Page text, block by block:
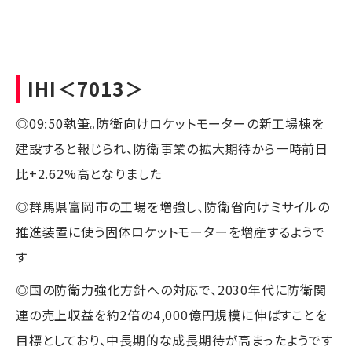
IHI＜7013＞
◎09:50執筆。防衛向けロケットモーターの新工場棟を
建設すると報じられ、防衛事業の拡大期待から一時前日
比+2.62%高となりました
◎群馬県富岡市の工場を増強し、防衛省向けミサイルの
推進装置に使う固体ロケットモーターを増産するようで
す
◎国の防衛力強化方針への対応で、2030年代に防衛関
連の売上収益を約2倍の4,000億円規模に伸ばすことを
目標としており、中長期的な成長期待が高まったようです